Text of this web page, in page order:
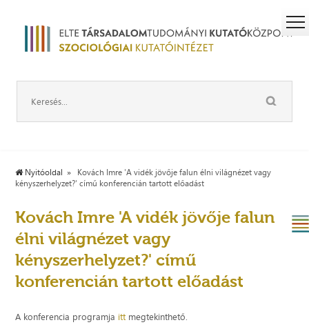
Nyitóoldal
Kovách Imre 'A vidék jövője falun élni világnézet vagy
kényszerhelyzet?' című konferencián tartott előadást
Kovách Imre 'A vidék jövője falun
élni világnézet vagy
kényszerhelyzet?' című
konferencián tartott előadást
A konferencia programja itt megtekinthető.